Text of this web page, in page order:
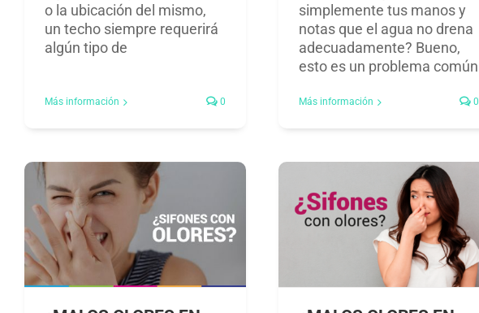
o la ubicación del mismo,
un techo siempre requerirá
algún tipo de
Más información 0
simplemente tus manos y
notas que el agua no drena
adecuadamente? Bueno,
esto es un problema común
Más información 0